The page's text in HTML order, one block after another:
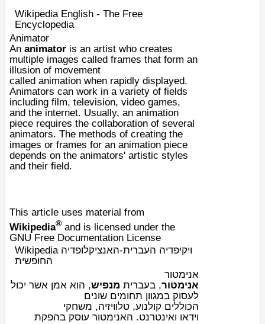
Wikipedia English - The Free
Encyclopedia
Animator
An animator is an artist who creates
multiple images called frames that form an
illusion of movement
called animation when rapidly displayed.
Animators can work in a variety of fields
including film, television, video games,
and the internet. Usually, an animation
piece requires the collaboration of several
animators. The methods of creating the
images or frames for an animation piece
depends on the animators' artistic styles
and their field.
This article uses material from
Wikipedia® and is licensed under the
GNU Free Documentation License
Wikipedia ויקיפדיה העברית-האנציקלופדיה
החופשית
אנימטור
אנימטור, בעברית מנפיש, הוא אמן אשר יכול
לעסוק במגוון תחומים שונים
הכוללים קולנוע, טלוויזיה, משחקי
וידאו ואינטרנט. האנימטור עוסק בהפקת